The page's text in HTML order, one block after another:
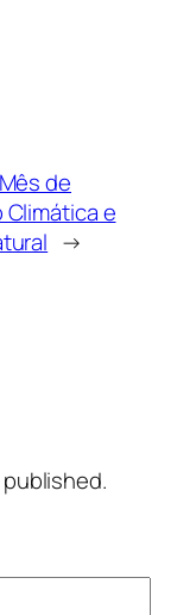
de
Climática e
→